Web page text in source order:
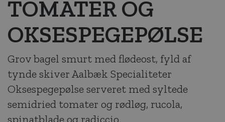
TOMATER OG
OKSE­SPEGEPØLSE
Grov bagel smurt med flødeost, fyld af
tynde skiver Aalbæk Specialiteter
Oksespegepølse serveret med syltede
semidried tomater og rødløg, rucola,
spinatblade og radiccio.